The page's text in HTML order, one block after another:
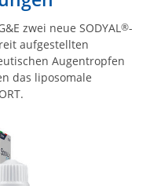
zwei neue SODYAL®-
aufgestellten
Augentropfen
das liposomale